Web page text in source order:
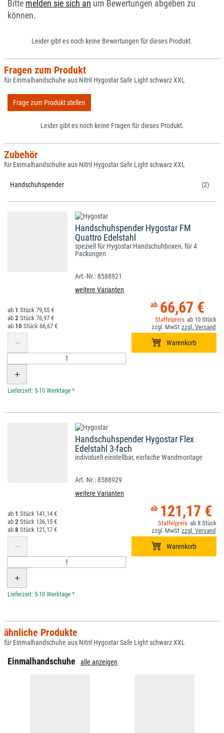
Bitte melden sie sich an um Bewertungen abgeben zu
können.
Leider gibt es noch keine Bewertungen für dieses Produkt.
Fragen zum Produkt
für Einmalhandschuhe aus Nitril Hygostar Safe Light schwarz XXL
Frage zum Produkt stellen
Leider gibt es noch keine Fragen für dieses Produkt.
Zubehör
für Einmalhandschuhe aus Nitril Hygostar Safe Light schwarz XXL
Handschuhspender (2)
Handschuhspender Hygostar FM
Quattro Edelstahl
speziell für Hygostar Handschuhboxen, für 4
Packungen
8588921
weitere Varianten
66,67 €
10
1
79,55 €
2
76,97 €
10
66,67 €
*
Handschuhspender Hygostar Flex
Edelstahl 3-fach
individuell einstellbar, einfache Wandmontage
8588929
weitere Varianten
121,17 €
8
1
141,14 €
2
136,15 €
8
121,17 €
*
ähnliche Produkte
für Einmalhandschuhe aus Nitril Hygostar Safe Light schwarz XXL
Einmalhandschuhe alle anzeigen